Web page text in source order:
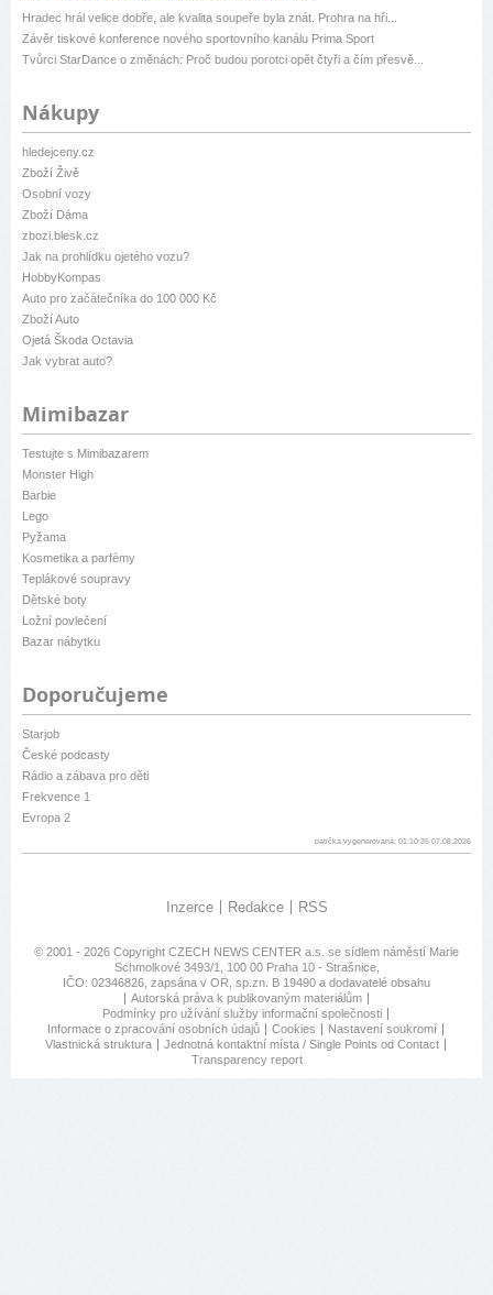
Hradec hrál velice dobře, ale kvalita soupeře byla znát. Prohra na hři...
Závěr tiskové konference nového sportovního kanálu Prima Sport
Tvůrci StarDance o změnách: Proč budou porotci opět čtyři a čím přesvě...
Nákupy
hledejceny.cz
Zboží Živě
Osobní vozy
Zboží Dáma
zbozi.blesk.cz
Jak na prohlídku ojetého vozu?
HobbyKompas
Auto pro začátečníka do 100 000 Kč
Zboží Auto
Ojetá Škoda Octavia
Jak vybrat auto?
Mimibazar
Testujte s Mimibazarem
Monster High
Barbie
Lego
Pyžama
Kosmetika a parfémy
Teplákové soupravy
Dětské boty
Ložní povlečení
Bazar nábytku
Doporučujeme
Starjob
České podcasty
Rádio a zábava pro děti
Frekvence 1
Evropa 2
patička vygenerovaná: 01:10:35 07.08.2026
Inzerce Redakce RSS
© 2001 - 2026 Copyright CZECH NEWS CENTER a.s. se sídlem náměstí Marie
Schmolkové 3493/1, 100 00 Praha 10 - Strašnice,
IČO: 02346826, zapsána v OR, sp.zn. B 19490 a dodavatelé obsahu
Autorská práva k publikovaným materiálům
Podmínky pro užívání služby informační společnosti
Informace o zpracování osobních údajů
Cookies
Nastavení soukromí
Vlastnická struktura
Jednotná kontaktní místa / Single Points od Contact
Transparency report